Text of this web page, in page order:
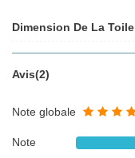
Dimension De La Toile
Avis(2)
Note globale
Note